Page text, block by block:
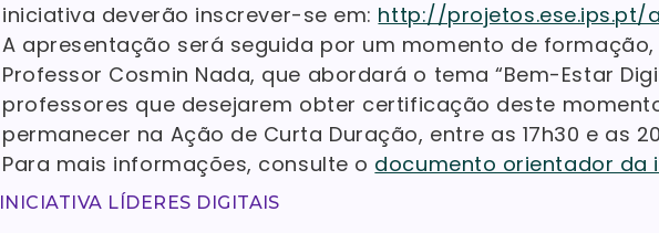
iniciativa deverão inscrever-se em: http://projetos.ese.ips.pt/
A apresentação será seguida por um momento de
Professor Cosmin Nada, que abordará o tema “Bem-Estar
professores que desejarem obter certificação deste
permanecer na Ação de Curta Duração, entre as 17h30 e as
Para mais informações, consulte o documento orientador da
INICIATIVA LÍDERES DIGITAIS